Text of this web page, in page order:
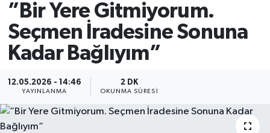
”Bir Yere Gitmiyorum.
Seçmen İradesine Sonuna
Kadar Bağlıyım”
12.05.2026 - 14:46
YAYINLANMA
2 DK
OKUNMA SÜRESI
Süper Lig Puan Durumu ve Fikstür
Tüm Manşetler
Son Dakika Haberleri
Haber Arşivi